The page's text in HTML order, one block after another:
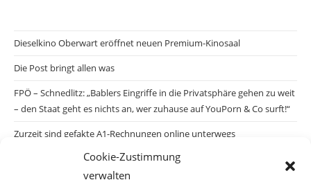
Cookie-Zustimmung
verwalten
Dieselkino Oberwart eröffnet neuen Premium-Kinosaal
Die Post bringt allen was
FPÖ – Schnedlitz: „Bablers Eingriffe in die Privatsphäre gehen zu weit
– den Staat geht es nichts an, wer zuhause auf YouPorn & Co surft!“
Zurzeit sind gefakte A1-Rechnungen online unterwegs
Salzburgs Juden und ihre Sicherheit: „Erst nach einem Anschlag wäre
die Gefahr endlich konkret!“